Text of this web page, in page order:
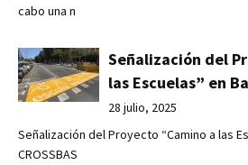
cabo una n
Señalización del
las Escuelas” en
28 julio, 2025
Señalización del Proyecto “Camino a las
CROSSBAS